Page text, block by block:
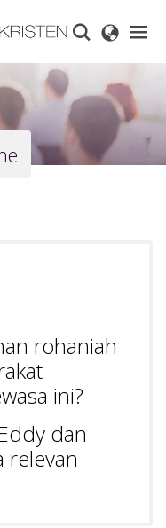
rohaniah
ini?
dan
relevan